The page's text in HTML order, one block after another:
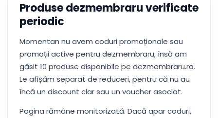
Produse dezmembraru verificate
periodic
Momentan nu avem coduri promoționale sau
promoții active pentru dezmembraru, însă am
găsit 10 produse disponibile pe dezmembraru.ro.
Le afișăm separat de reduceri, pentru că nu au
încă un discount clar sau un voucher asociat.
Pagina rămâne monitorizată. Dacă apar coduri,